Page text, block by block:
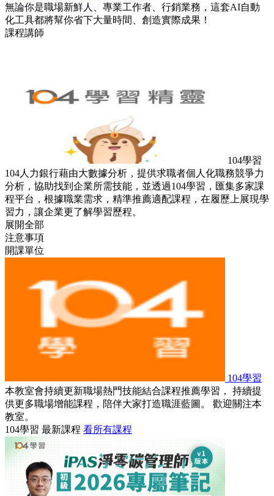
無論你是職場新鮮人、專業工作者、行銷業務，這套AI自動
化工具都將幫你省下大量時間、創造實際成果！
課程講師
104學習
104人力銀行藉由大數據分析，提供求職者個人化職務競爭力
分析，協助找到企業所需技能，並透過104學習，匯集多家課
程平台，根據職業需求，精準推薦適配課程，在履歷上展現學
習力，讓企業更了解學習歷程。
展開全部
注意事項
開課單位
104學習
本教室會持續更新職場熱門技能結合課程推薦學習， 持續提
供更多職場增能課程，陪伴大家打造職涯藍圖。 歡迎關注本
教室。
104學習 最新課程 看所有課程